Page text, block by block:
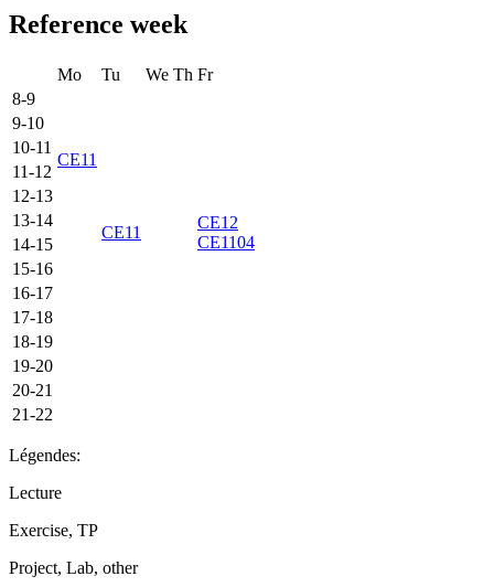
Reference week
Mo Tu We Th Fr
8-9
9-10
10-11
CE11
11-12
12-13
13-14
CE11
CE12
CE1104
14-15
15-16
16-17
17-18
18-19
19-20
20-21
21-22
Légendes:
Lecture
Exercise, TP
Project, Lab, other